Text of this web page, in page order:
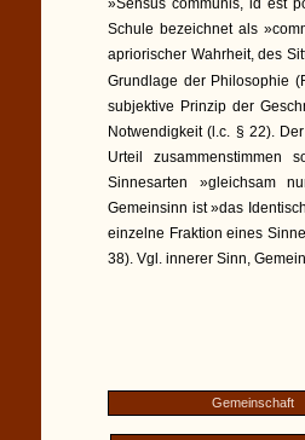
»Sensus communis, id est
Schule bezeichnet als
apriorischer Wahrheit, des
Grundlage der Philosophie
subjektive Prinzip der
Notwendigkeit (l.c. § 22).
Urteil zusammenstimmen
Sinnesarten »gleichsam
Gemeinsinn ist »das
einzelne Fraktion eines
38). Vgl. innerer Sinn,
Gemeinschaft